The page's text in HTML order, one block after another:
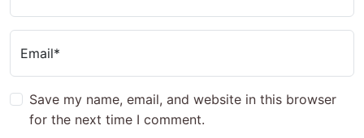
Email*
Save my name, email, and website in this browser
for the next time I comment.